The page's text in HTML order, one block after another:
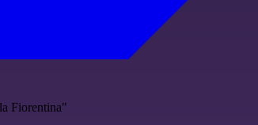
Fiorentina"